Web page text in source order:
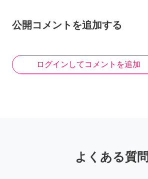
公開コメントを追加する
ログインしてコメントを追加
よくある質問